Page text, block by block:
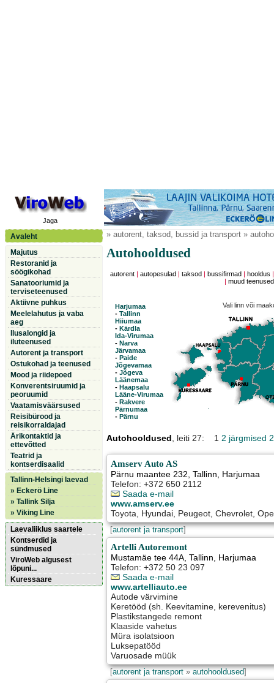
Jaga
Avaleht
Majutus
Restoranid ja
söögikohad
Sanatooriumid ja
terviseteenused
Aktiivne puhkus
Meelelahutus ja vaba
aeg
Ilusalongid ja
iluteenused
Autorent ja transport
Ostukohad ja teenused
Mood ja riidepoed
Konverentsiruumid ja
peoruumid
Vaatamisväärsused
Reisibürood ja
reisikorraldajad
Ärikontaktid ja
ettevõtted
Teatrid ja
kontserdisaalid
Tallinn-Helsingi laevad
» Eckerö Line
» Tallink Silja
» Viking Line
Laevaliiklus saartele
Kontserdid ja
sündmused
ViroWeb algusest
lõpuni...
Kuressaare
» autorent, taksod, bussid ja transport »
Autohooldused
autorent| autopesulad taksod bussifirmad hooldus
|muud teenused
Harjumaa
- Tallinn
Hiiumaa
- Kärdla
Ida-Virumaa
- Narva
Järvamaa
- Paide
Jõgevamaa
- Jõgeva
Läänemaa
- Haapsalu
Lääne-Virumaa
- Rakvere
Pärnumaa
- Pärnu
Vali linn või
Autohooldused, leiti 27: 1 2 järgmised
Amserv Auto AS
Pärnu maantee 232,Tallinn, Harjumaa
Telefon: +372 650 2112
Saada e-mail
www.amserv.ee
Toyota, Hyundai, Peugeot, Chevrolet,
[autorent ja transport]
Artelli Autoremont
Mustamäe tee 44A,Tallinn, Harjumaa
Telefon: +372 50 23 097
Saada e-mail
www.artelliauto.ee
Autode värvimine
Keretööd (sh. Keevitamine, kerevenitus)
Plastikstangede remont
Klaaside vahetus
Müra isolatsioon
Luksepatööd
Varuosade müük
[autorent ja transport»autohooldused]